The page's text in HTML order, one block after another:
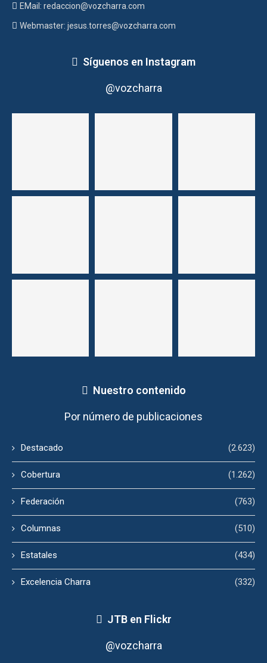
EMail: redaccion@vozcharra.com
Webmaster: jesus.torres@vozcharra.com
Síguenos en Instagram
@vozcharra
Nuestro contenido
Por número de publicaciones
Destacado (2.623)
Cobertura (1.262)
Federación (763)
Columnas (510)
Estatales (434)
Excelencia Charra (332)
JTB en Flickr
@vozcharra